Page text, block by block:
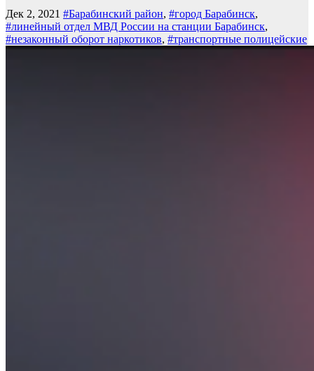
Дек 2, 2021 #Барабинский район, #город Барабинск,
#линейный отдел МВД России на станции Барабинск,
#незаконный оборот наркотиков, #транспортные полицейские